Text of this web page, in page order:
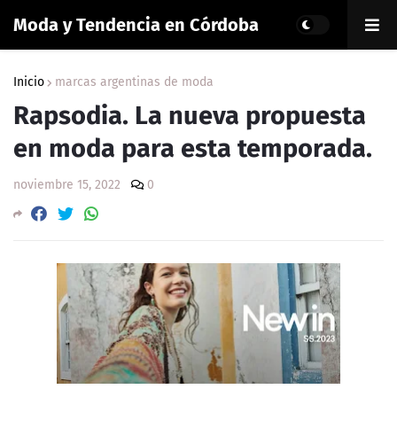
Moda y Tendencia en Córdoba
Inicio marcas argentinas de moda
Rapsodia. La nueva propuesta
en moda para esta temporada.
noviembre 15, 2022 0